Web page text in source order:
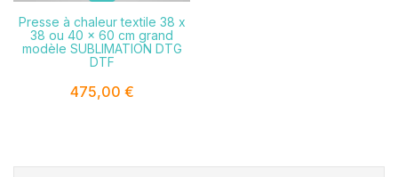
Presse à chaleur textile 38 x
38 ou 40 x 60 cm grand
modèle SUBLIMATION DTG
DTF
475,00 €